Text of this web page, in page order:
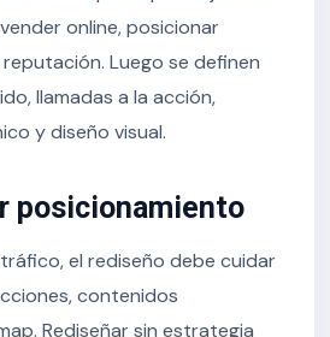
online, posicionar
Luego se definen
llamadas a la acción,
y diseño visual.
posicionamiento
el rediseño debe cuidar
contenidos
Rediseñar sin estrategia